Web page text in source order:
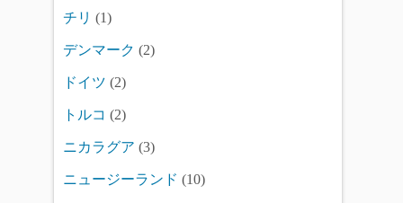
チリ (1)
デンマーク (2)
ドイツ (2)
トルコ (2)
ニカラグア (3)
ニュージーランド (10)